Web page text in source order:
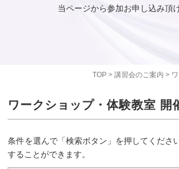
TOP> 講習会のご案内 >
当ページから参加お申し込み頂
ワークショップ・体験教室 開
条件を選んで「検索ボタン」を押してくださ
することができます。